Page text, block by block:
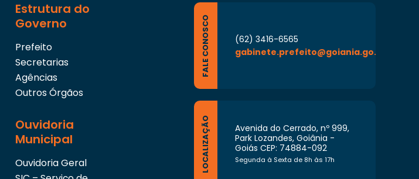
Estrutura do
Governo
Prefeito
Secretarias
Agências
Outros Órgãos
Ouvidoria
Municipal
Ouvidoria Geral
FALE CONOSCO
(62) 3416-6565
gabinete.prefeito@goiania.go.gov.br
LOCALIZAÇÃO
Avenida do Cerrado, nº 999,
Park Lozandes, Goiânia -
Goiás CEP: 74884-092
Segunda à Sexta de 8h às 17h